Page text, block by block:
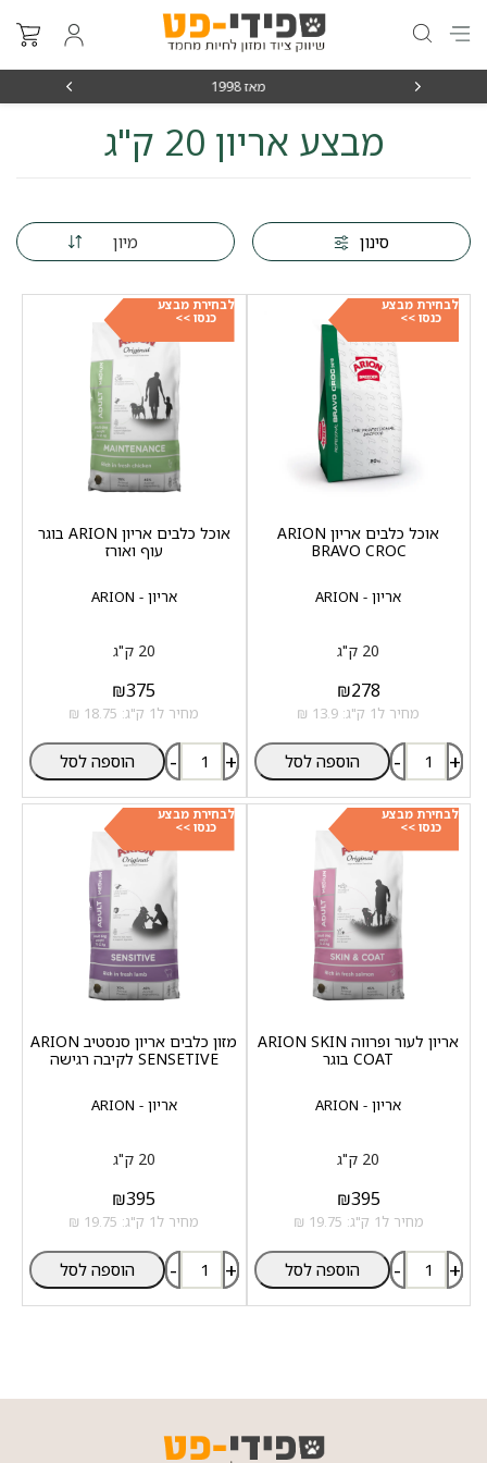
מאז 1998
מבצע אריון 20 ק"ג
סינון מיון
לבחירת מבצע
כנסו >>
אריון - ARION
אוכל כלבים אריון ARION
BRAVO CROC
20 ק"ג
₪278
מחיר ל1 ק"ג: 13.9 ₪
- + הוספה לסל
לבחירת מבצע
כנסו >>
אריון - ARION
אוכל כלבים אריון ARION בוגר
עוף ואורז
20 ק"ג
₪375
מחיר ל1 ק"ג: 18.75 ₪
- + הוספה לסל
לבחירת מבצע
כנסו >>
אריון - ARION
אריון לעור ופרווה ARION SKIN
COAT בוגר
20 ק"ג
₪395
מחיר ל1 ק"ג: 19.75 ₪
- + הוספה לסל
לבחירת מבצע
כנסו >>
אריון - ARION
מזון כלבים אריון סנסטיב ARION
SENSETIVE לקיבה רגישה
20 ק"ג
₪395
מחיר ל1 ק"ג: 19.75 ₪
- + הוספה לסל